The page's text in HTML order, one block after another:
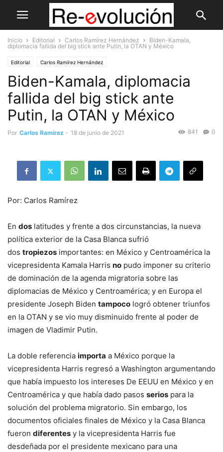
Inicio Editorial Carlos Ramírez Hernández
Biden-Kamala,
diplomacia fallida del big stick ante Putin, la OTAN y México
Editorial Carlos Ramírez Hernández
Biden-Kamala, diplomacia
fallida del big stick ante
Putin, la OTAN y México
Por Carlos Ramírez - 18 de junio de 2021 0
841
Por: Carlos Ramírez
En dos latitudes y frente a dos circunstancias, la nueva
política exterior de la Casa Blanca sufrió
dos tropiezos importantes: en México y Centroamérica la
vicepresidenta Kamala Harris no pudo imponer su criterio
de dominación de la agenda migratoria sobre las
diplomacias de México y Centroamérica; y en Europa el
presidente Joseph Biden tampoco logró obtener triunfos
en la OTAN y se vio muy disminuido frente al poder de
imagen de Vladimir Putin.
La doble referencia importa a México porque la
vicepresidenta Harris regresó a Washington argumentando
que había impuesto los intereses De EEUU en México y en
Centroamérica y que había dado pasos serios para la
solución del problema migratorio. Sin embargo, los
documentos oficiales finales de México y la Casa Blanca
fueron diferentes y la vicepresidenta Harris fue
desdeñada por el presidente mexicano para una